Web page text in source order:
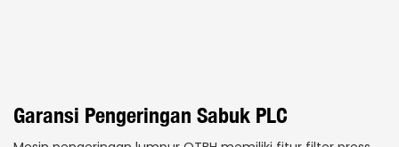
Garansi Pengeringan Sabuk PLC